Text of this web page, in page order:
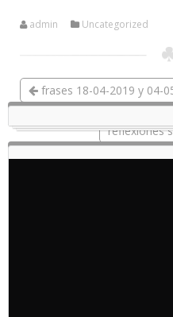
admin Uncategorized
frases 18-04-2019 y 04-
reflexiones